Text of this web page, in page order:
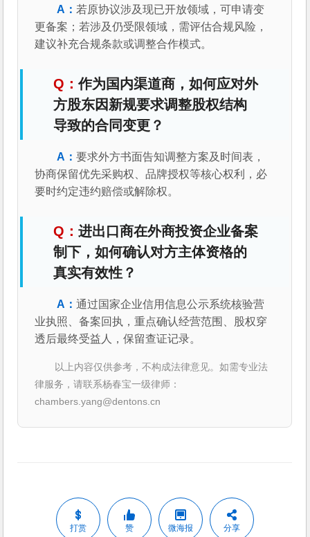
若原协议涉及现已开放领域，可申请变
更备案；若涉及仍受限领域，需评估合规风险，
建议补充合规条款或调整合作模式。
作为国内渠道商，如何应对外
方股东因新规要求调整股权结构
导致的合同变更？
要求外方书面告知调整方案及时间表，
协商保留优先采购权、品牌授权等核心权利，必
要时约定违约赔偿或解除权。
进出口商在外商投资企业备案
制下，如何确认对方主体资格的
真实有效性？
通过国家企业信用信息公示系统核验营
业执照、备案回执，重点确认经营范围、股权穿
透后最终受益人，保留查证记录。
以上内容仅供参考，不构成法律意见。如需专业法
律服务，请联系杨春宝一级律师：
chambers.yang@dentons.cn
打赏 赞 微海报 分享